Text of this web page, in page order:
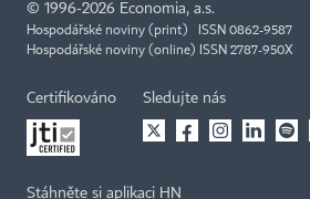
© 1996-2026 Economia, a.s.
Hospodářské noviny (print) ISSN 0862-9587
Hospodářské noviny (online) ISSN 2787-950X
Certifikováno Sledujte nás
Stáhněte si aplikaci HN